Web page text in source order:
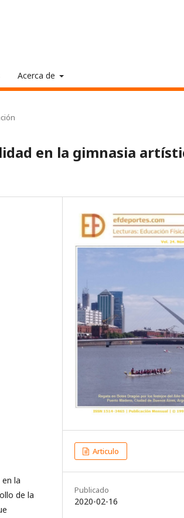
Acerca de
en la gimnasia
la
de la
Articulo
Publicado
2020-02-16